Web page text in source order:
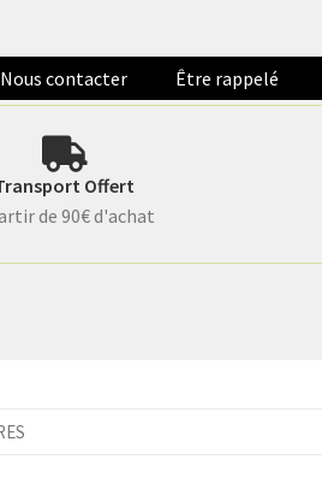
Nous contacter Être rappelé
Offert
de 90€ d'achat